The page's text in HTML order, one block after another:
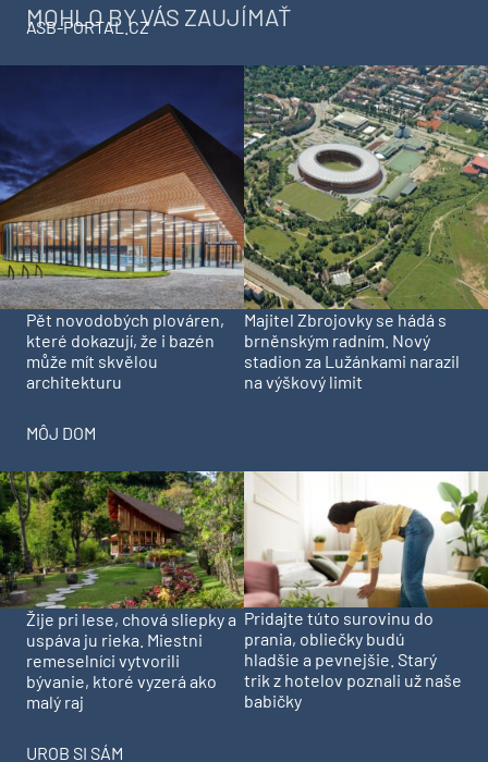
MOHLO BY VÁS ZAUJÍMAŤ
ASB-PORTAL.CZ
Pět novodobých plováren,
které dokazují, že i bazén
může mít skvělou
architekturu
Majitel Zbrojovky se hádá s
brněnským radním. Nový
stadion za Lužánkami narazil
na výškový limit
MÔJ DOM
Žije pri lese, chová sliepky a
uspáva ju rieka. Miestni
remeselníci vytvorili
bývanie, ktoré vyzerá ako
malý raj
Pridajte túto surovinu do
prania, obliečky budú
hladšie a pevnejšie. Starý
trik z hotelov poznali už naše
babičky
UROB SI SÁM